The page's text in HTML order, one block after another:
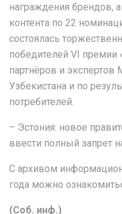
награждения брендов,
контента по 22
состоялась
победителей VI премии
партнёров и экспертов
Узбекистана и по
потребителей.
– Эстония: новое
ввести полный запрет
С архивом
года можно
(Соб. инф.)